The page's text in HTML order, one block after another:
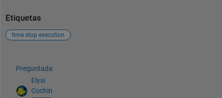
Etiquetas
time stop execution
Preguntada:
Elysi
Cochin